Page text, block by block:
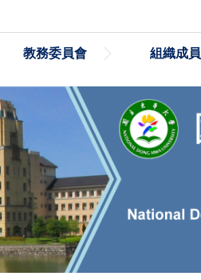
教務委員會 組織成員